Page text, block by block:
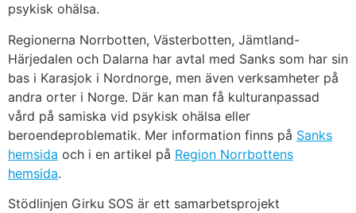
psykisk ohälsa.
Regionerna Norrbotten, Västerbotten, Jämtland-
Härjedalen och Dalarna har avtal med Sanks som har sin
bas i Karasjok i Nordnorge, men även verksamheter på
andra orter i Norge. Där kan man få kulturanpassad
vård på samiska vid psykisk ohälsa eller
beroendeproblematik. Mer information finns på Sanks
hemsida och i en artikel på Region Norrbottens
hemsida.
Stödlinjen Girku SOS är ett samarbetsprojekt